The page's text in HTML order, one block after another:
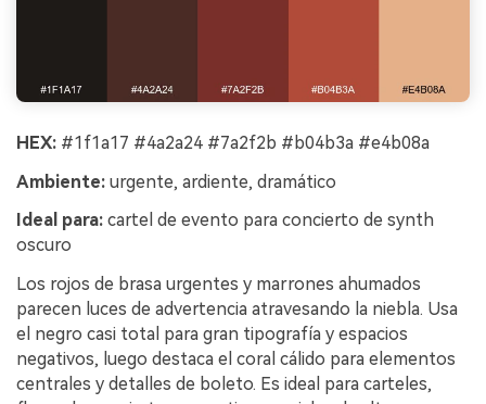
HEX: #1f1a17 #4a2a24 #7a2f2b #b04b3a #e4b08a
Ambiente: urgente, ardiente, dramático
Ideal para: cartel de evento para concierto de synth
oscuro
Los rojos de brasa urgentes y marrones ahumados
parecen luces de advertencia atravesando la niebla. Usa
el negro casi total para gran tipografía y espacios
negativos, luego destaca el coral cálido para elementos
centrales y detalles de boleto. Es ideal para carteles,